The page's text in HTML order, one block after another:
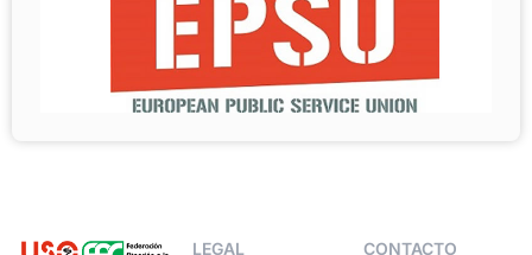
LEGAL CONTACTO